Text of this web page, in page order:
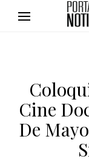
Cine
De